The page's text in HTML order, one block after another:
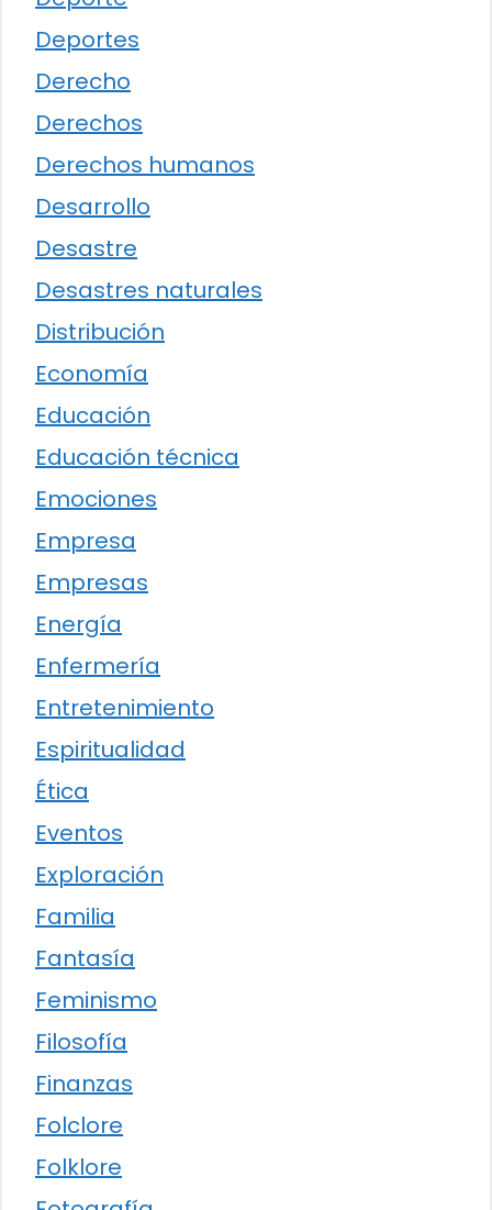
Deportes
Derecho
Derechos
Derechos humanos
Desarrollo
Desastre
Desastres naturales
Distribución
Economía
Educación
Educación técnica
Emociones
Empresa
Empresas
Energía
Enfermería
Entretenimiento
Espiritualidad
Ética
Eventos
Exploración
Familia
Fantasía
Feminismo
Filosofía
Finanzas
Folclore
Folklore